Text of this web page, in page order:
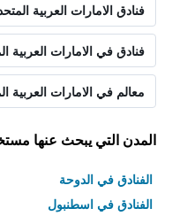
فنادق الامارات العربية
فنادق في الامارات العربية
معالم في الامارات العربية
المدن التي يبحث عنها
الفنادق في الدوحة
الفنادق في اسطنبول